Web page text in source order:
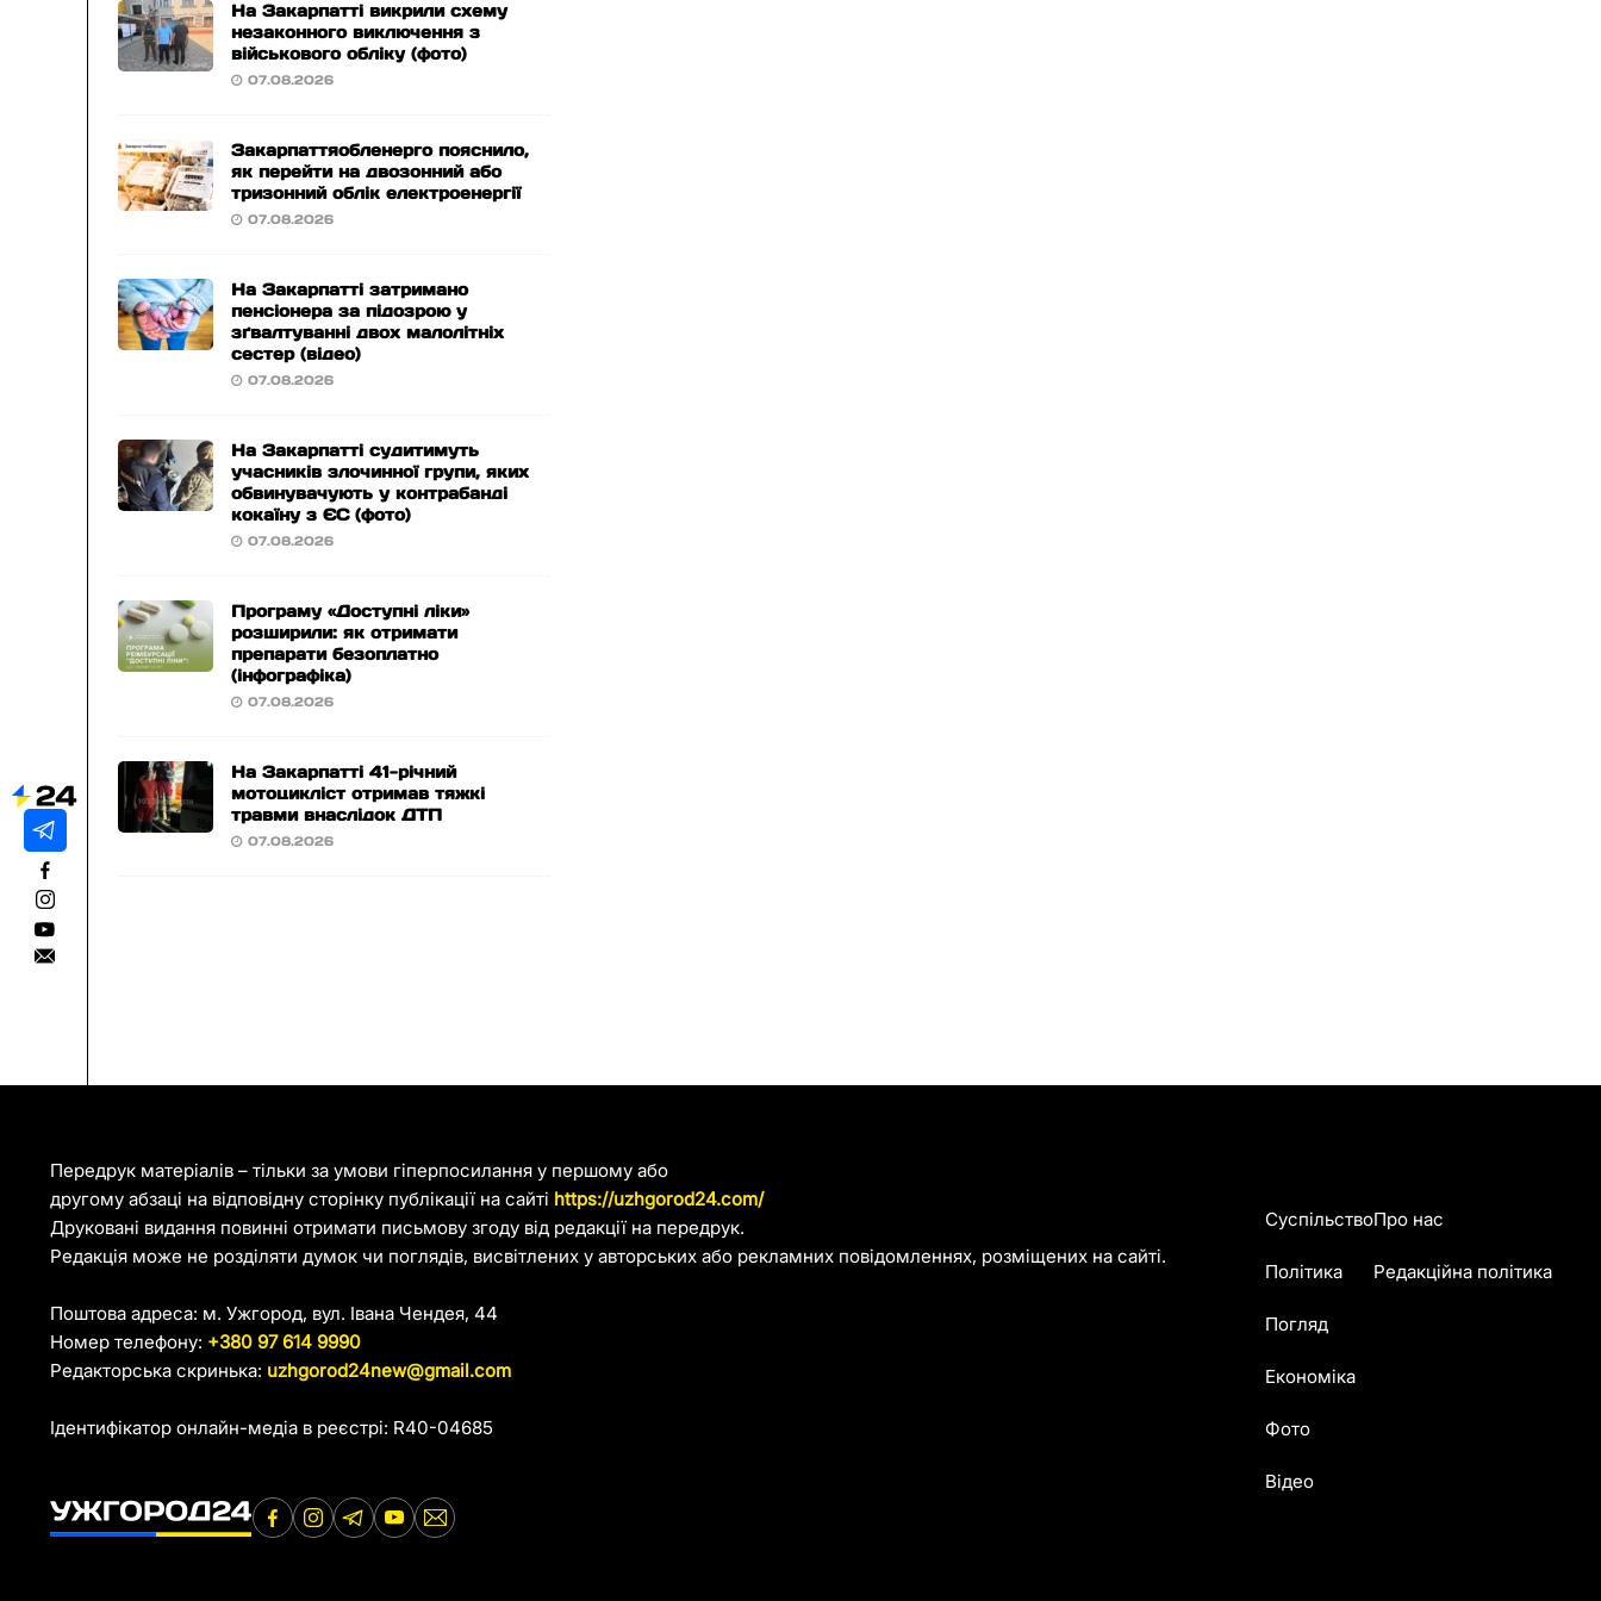
На Закарпатті викрили схему
незаконного виключення з
військового обліку (фото)
07.08.2026
Закарпаттяобленерго пояснило,
як перейти на двозонний або
тризонний облік електроенергії
07.08.2026
На Закарпатті затримано
пенсіонера за підозрою у
зґвалтуванні двох малолітніх
сестер (відео)
07.08.2026
На Закарпатті судитимуть
учасників злочинної групи, яких
обвинувачують у контрабанді
кокаїну з ЄС (фото)
07.08.2026
Програму «Доступні ліки»
розширили: як отримати
препарати безоплатно
(інфографіка)
07.08.2026
На Закарпатті 41-річний
мотоцикліст отримав тяжкі
травми внаслідок ДТП
07.08.2026
Передрук матеріалів – тільки за умови гіперпосилання у першому або
другому абзаці на відповідну сторінку публікації на сайті https://uzhgorod24.com/
Друковані видання повинні отримати письмову згоду від редакції на передрук.
Редакція може не розділяти думок чи поглядів, висвітлених у авторських або рекламних повідомленнях, розміщених на сайті.
Поштова адреса: м. Ужгород, вул. Івана Чендея, 44
Номер телефону: +380 97 614 9990
Редакторська скринька: uzhgorod24new@gmail.com
Ідентифікатор онлайн-медіа в реєстрі: R40-04685
Суспільство
Політика
Погляд
Економіка
Фото
Відео
Про нас
Редакційна політика